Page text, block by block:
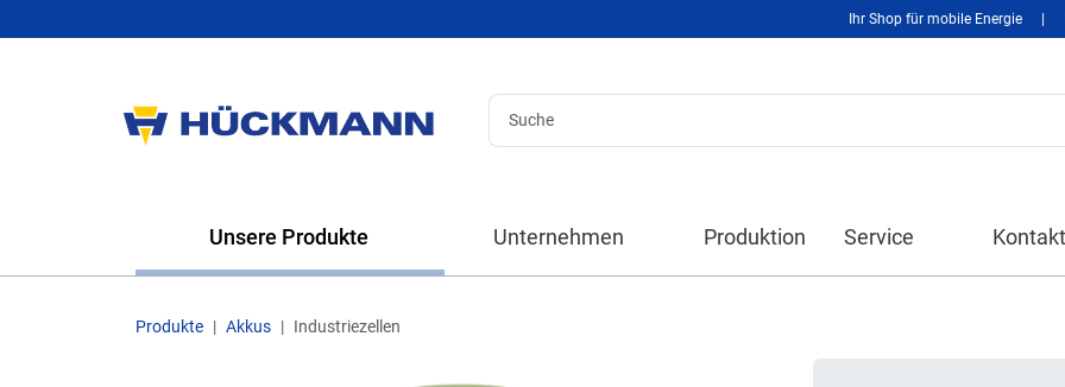
Ihr Shop für mobile Energie
Unsere Produkte Unternehmen Produktion Service Kontakt
Produkte Akkus Industriezellen